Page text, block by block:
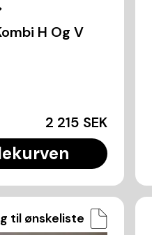
H Og V
2 215 SEK
til ønskeliste